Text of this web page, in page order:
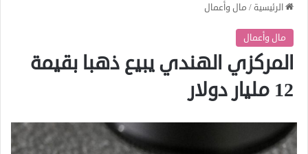
الرئيسية/ مال وأعمال
مال وأعمال
المركزي الهندي يبيع ذهبا بقيمة
12 مليار دولار